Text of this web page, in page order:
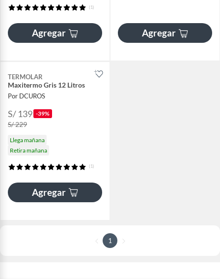
(1)
Agregar Agregar
TERMOLAR
Maxitermo Gris 12 Litros
Por DCUROS
S/ 139 -39%
S/ 229
Llega mañana
Retira mañana
(1)
Agregar
1